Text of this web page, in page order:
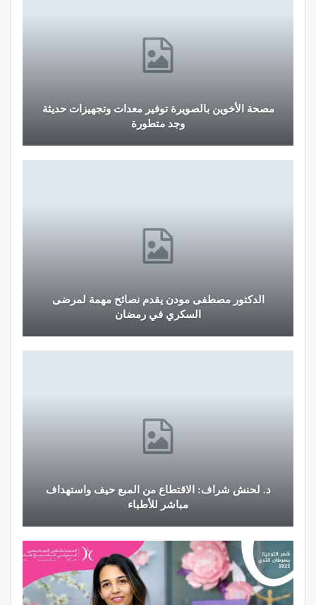
مصحة الأخوين بالصويرة توفير معدات وتجهيزات حديثة
وجد متطورة
الدكتور مصطفى مودن يقدم نصائح مهمة لمرضى
السكري في رمضان
د. لحنش شراف: الاقتطاع من المبع حيف واستهداف
مباشر للأطباء